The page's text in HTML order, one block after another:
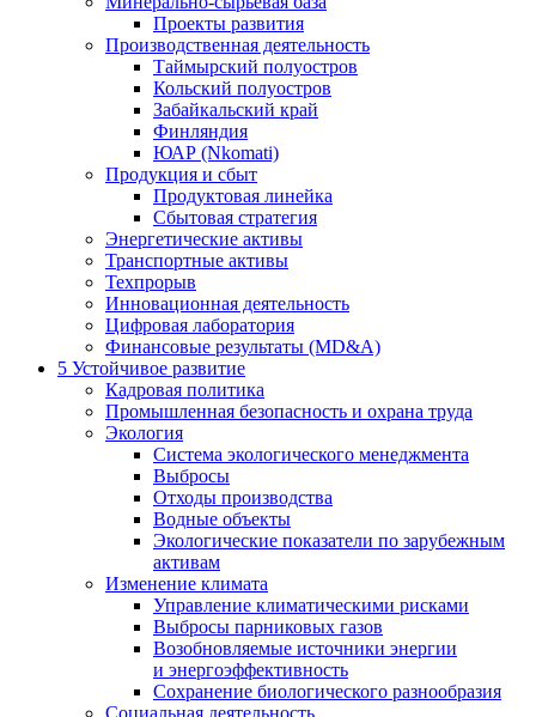
Проекты развития
Производственная деятельность
Таймырский полуостров
Кольский полуостров
Забайкальский край
Финляндия
ЮАР (Nkomati)
Продукция и сбыт
Продуктовая линейка
Сбытовая стратегия
Энергетические активы
Транспортные активы
Техпрорыв
Инновационная деятельность
Цифровая лаборатория
Финансовые результаты (MD&A)
5 Устойчивое развитие
Кадровая политика
Промышленная безопасность и охрана труда
Экология
Система экологического менеджмента
Выбросы
Отходы производства
Водные объекты
Экологические показатели по зарубежным
активам
Изменение климата
Управление климатическими рисками
Выбросы парниковых газов
Возобновляемые источники энергии
и энергоэффективность
Сохранение биологического разнообразия
Социальная деятельность